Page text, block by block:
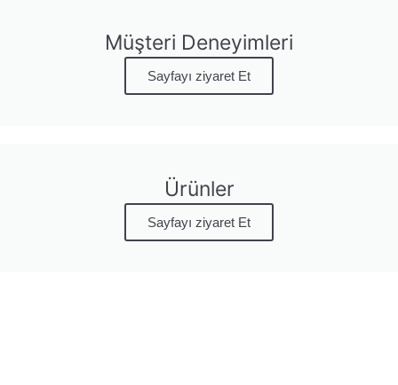
Müşteri Deneyimleri
Sayfayı ziyaret Et
Ürünler
Sayfayı ziyaret Et